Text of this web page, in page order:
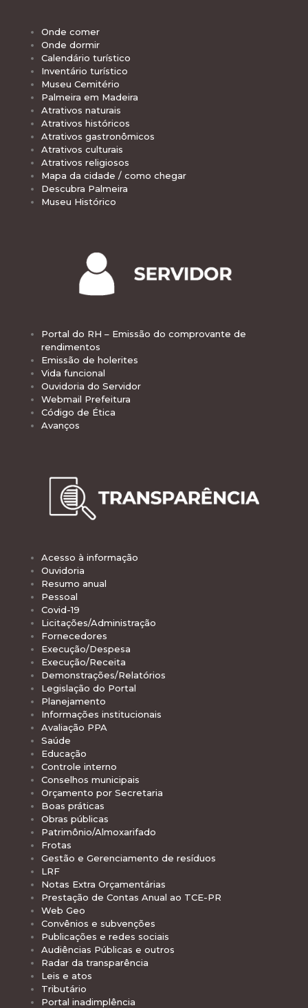
Onde comer
Onde dormir
Calendário turístico
Inventário turístico
Museu Cemitério
Palmeira em Madeira
Atrativos naturais
Atrativos históricos
Atrativos gastronômicos
Atrativos culturais
Atrativos religiosos
Mapa da cidade / como chegar
Descubra Palmeira
Museu Histórico
Portal do RH – Emissão do comprovante de
rendimentos
Emissão de holerites
Vida funcional
Ouvidoria do Servidor
Webmail Prefeitura
Código de Ética
Avanços
Acesso à informação
Ouvidoria
Resumo anual
Pessoal
Covid-19
Licitações/Administração
Fornecedores
Execução/Despesa
Execução/Receita
Demonstrações/Relatórios
Legislação do Portal
Planejamento
Informações institucionais
Avaliação PPA
Saúde
Educação
Controle interno
Conselhos municipais
Orçamento por Secretaria
Boas práticas
Obras públicas
Patrimônio/Almoxarifado
Frotas
Gestão e Gerenciamento de resíduos
LRF
Notas Extra Orçamentárias
Prestação de Contas Anual ao TCE-PR
Web Geo
Convênios e subvenções
Publicações e redes sociais
Audiências Públicas e outros
Radar da transparência
Leis e atos
Tributário
Portal inadimplência